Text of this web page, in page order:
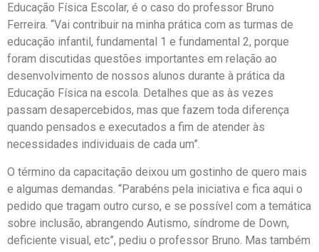
Educação Física Escolar, é o caso do professor Bruno
Ferreira. “Vai contribuir na minha prática com as turmas de
educação infantil, fundamental 1 e fundamental 2, porque
foram discutidas questões importantes em relação ao
desenvolvimento de nossos alunos durante à prática da
Educação Física na escola. Detalhes que as às vezes
passam desapercebidos, mas que fazem toda diferença
quando pensados e executados a fim de atender às
necessidades individuais de cada um”.
O término da capacitação deixou um gostinho de quero mais
e algumas demandas. “Parabéns pela iniciativa e fica aqui o
pedido que tragam outro curso, e se possível com a temática
sobre inclusão, abrangendo Autismo, síndrome de Down,
deficiente visual, etc”, pediu o professor Bruno. Mas também